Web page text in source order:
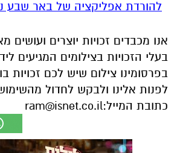
בפרסומינו צילום שיש לכם זכויות
כתובת המייל:ram@isnet.co.il